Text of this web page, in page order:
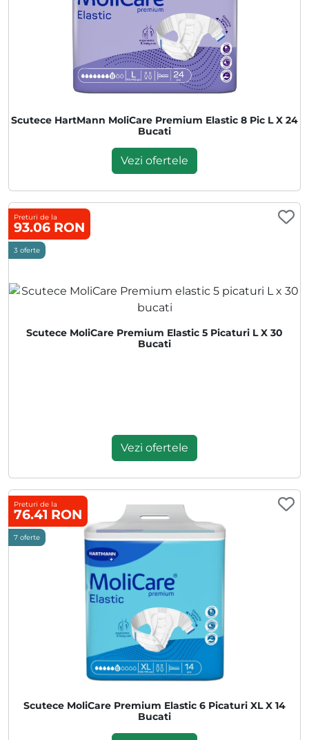
Scutece HartMann MoliCare Premium Elastic 8 Pic L X 24
Bucati
Vezi ofertele
Scutece MoliCare Premium Elastic 5 Picaturi L X 30
Bucati
Preturi de la
93.06 RON
3 oferte
Vezi ofertele
Scutece MoliCare Premium Elastic 6 Picaturi XL X 14
Bucati
Preturi de la
76.41 RON
7 oferte